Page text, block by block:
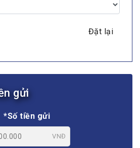
Đặt lại
gửi
*Số tiền gửi
VNĐ